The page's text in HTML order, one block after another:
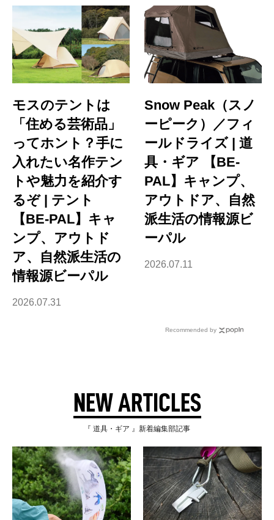
モスのテントは
「住める芸術品」
ってホント？手に
入れたい名作テン
トや魅力を紹介す
るぞ | テント
【BE-PAL】キャ
ンプ、アウトド
ア、自然派生活の
情報源ビーパル
2026.07.31
Snow Peak（スノ
ーピーク）／フィ
ールドライズ | 道
具・ギア 【BE-
PAL】キャンプ、
アウトドア、自然
派生活の情報源ビ
ーパル
2026.07.11
Recommended by
NEW ARTICLES
『 道具・ギア 』新着編集部記事